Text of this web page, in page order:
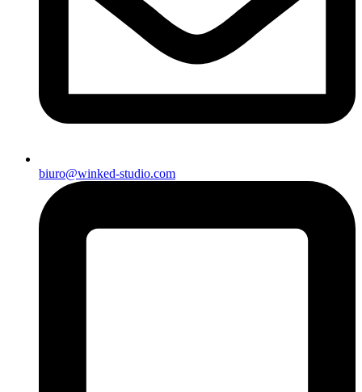
biuro@winked-studio.com